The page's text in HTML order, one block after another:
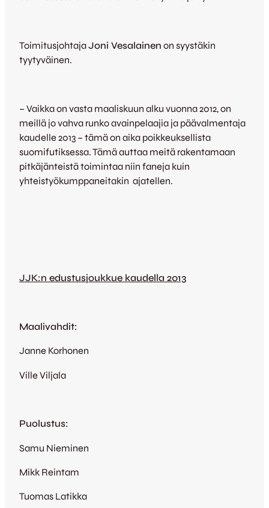
ToimitusjohtajaJoni Vesalainen on syystäkin
tyytyväinen.
– Vaikka on vasta maaliskuun alku vuonna 2012, on
meillä jo vahva runko avainpelaajia ja päävalmentaja
kaudelle 2013 – tämä on aika poikkeuksellista
suomifutiksessa. Tämä auttaa meitä rakentamaan
pitkäjänteistä toimintaa niin faneja kuin
yhteistyökumppaneitakin ajatellen.
JJK:n edustusjoukkue kaudella 2013
Maalivahdit:
Janne Korhonen
Ville Viljala
Puolustus:
Samu Nieminen
Mikk Reintam
Tuomas Latikka